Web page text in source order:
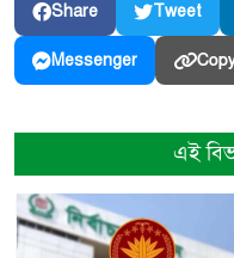
Share Tweet
Messenger
এই